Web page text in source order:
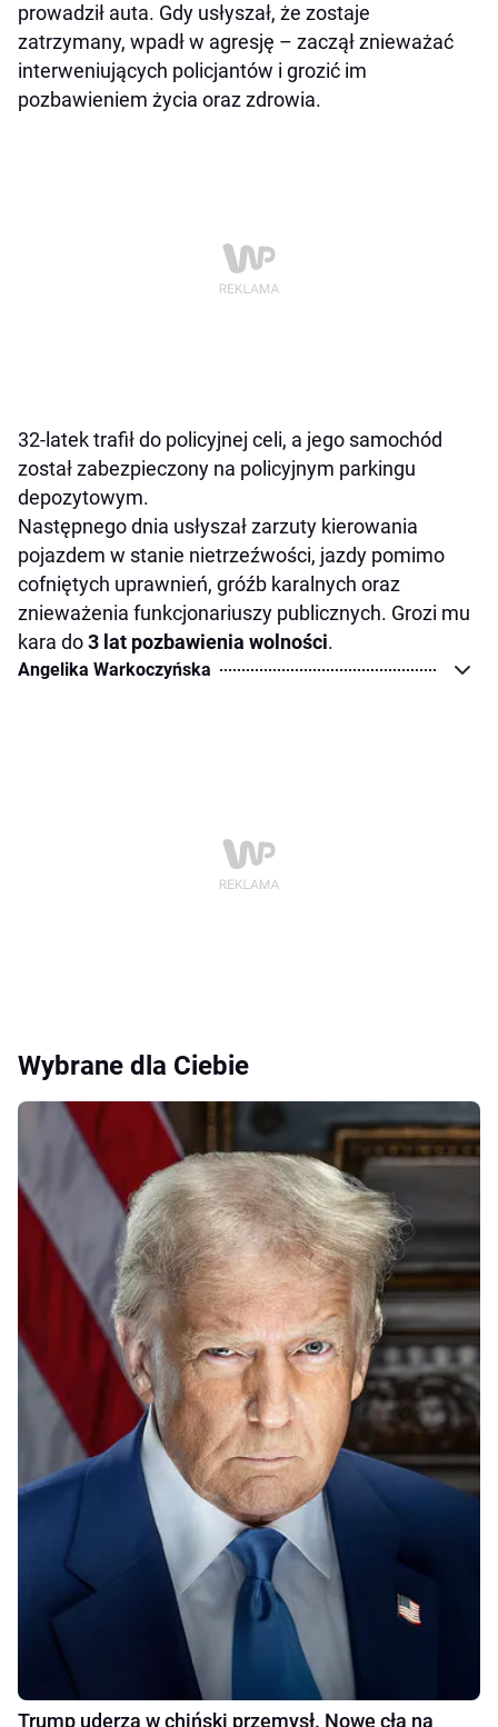
prowadził auta. Gdy usłyszał, że zostaje
zatrzymany, wpadł w agresję – zaczął znieważać
interweniujących policjantów i grozić im
pozbawieniem życia oraz zdrowia.
32-latek trafił do policyjnej celi, a jego samochód
został zabezpieczony na policyjnym parkingu
depozytowym.
Następnego dnia usłyszał zarzuty kierowania
pojazdem w stanie nietrzeźwości, jazdy pomimo
cofniętych uprawnień, gróźb karalnych oraz
znieważenia funkcjonariuszy publicznych. Grozi mu
kara do3 lat pozbawienia wolności.
Angelika Warkoczyńska
Wybrane dla Ciebie
Trump uderza w chiński przemysł. Nowe cła na